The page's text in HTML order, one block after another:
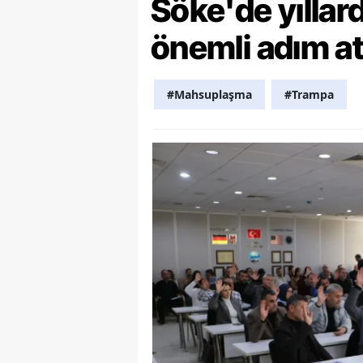
Söke'de
önemli adım
#Mahsuplaşma #Trampa